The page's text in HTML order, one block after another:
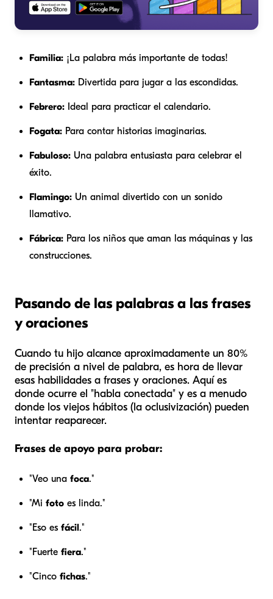
Familia: ¡La palabra más importante de todas!
Fantasma: Divertida para jugar a las escondidas.
Febrero: Ideal para practicar el calendario.
Fogata: Para contar historias imaginarias.
Fabuloso: Una palabra entusiasta para celebrar el
éxito.
Flamingo: Un animal divertido con un sonido
llamativo.
Fábrica: Para los niños que aman las máquinas y las
construcciones.
Pasando de las palabras a las frases
y oraciones
Cuando tu hijo alcance aproximadamente un 80%
de precisión a nivel de palabra, es hora de llevar
esas habilidades a frases y oraciones. Aquí es
donde ocurre el "habla conectada" y es a menudo
donde los viejos hábitos (la oclusivización) pueden
intentar reaparecer.
Frases de apoyo para probar:
"Veo una foca."
"Mi foto es linda."
"Eso es fácil."
"Fuerte fiera."
"Cinco fichas."